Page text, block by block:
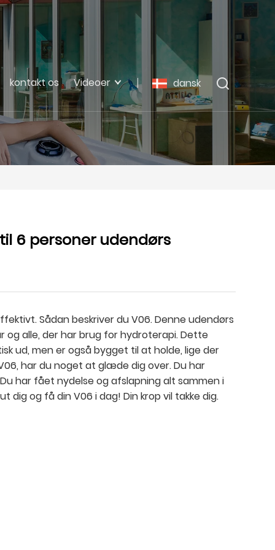
dansk
kontakt os Videoer
6 personer udendørs
Sådan beskriver du V06. Denne udendørs
og alle, der har brug for hydroterapi. Dette
ud, men er også bygget til at holde, lige der
har du noget at glæde dig over. Du har
har fået nydelse og afslapning alt sammen i
dig og få din V06 i dag! Din krop vil takke dig.